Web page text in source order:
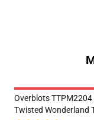
Overblots TTPM2204
Twisted Wonderland